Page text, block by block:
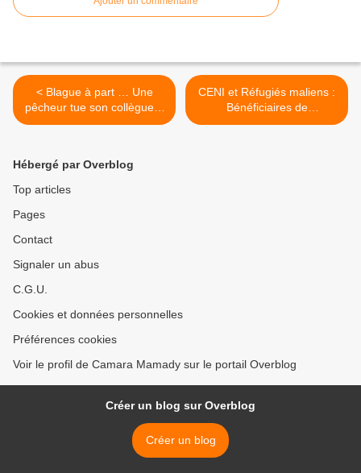
< Blague à part … Une
pêcheur tue son collègue à
coups de gourdin
CENI et Réfugiés maliens :
Bénéficiaires de
subventions de
Hébergé par Overblog
Top articles
Pages
Contact
Signaler un abus
C.G.U.
Cookies et données personnelles
Préférences cookies
Voir le profil de Camara Mamady sur le portail Overblog
Créer un blog sur Overblog
Créer un blog